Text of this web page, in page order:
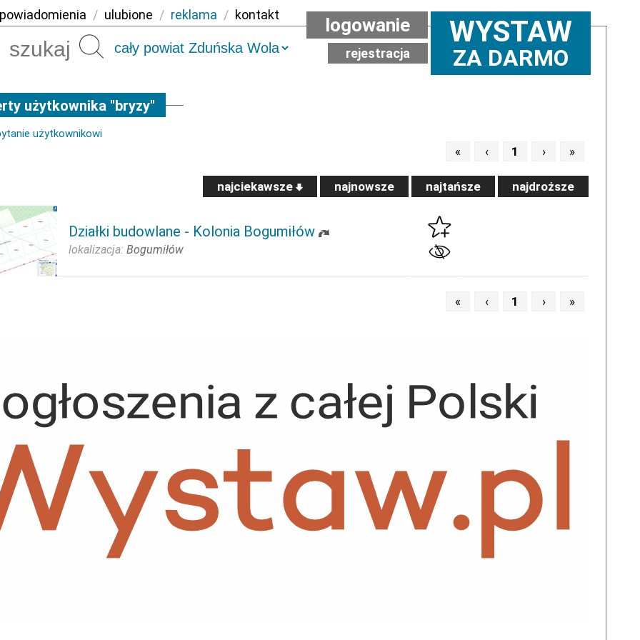
powiadomienia / ulubione / reklama / kontakt
Szukaj WYSTAW
ZA DARMO
logowanie
rejestracja
użytkownika "bryzy"
użytkownikowi
« ‹ 1 › »
najciekawsze najnowsze najtańsze najdroższe
Działki budowlane - Kolonia Bogumiłów
lokalizacja: Bogumiłów
« ‹ 1 › »